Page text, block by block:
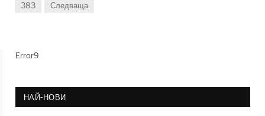
383 Следваща
Error9
НАЙ-НОВИ